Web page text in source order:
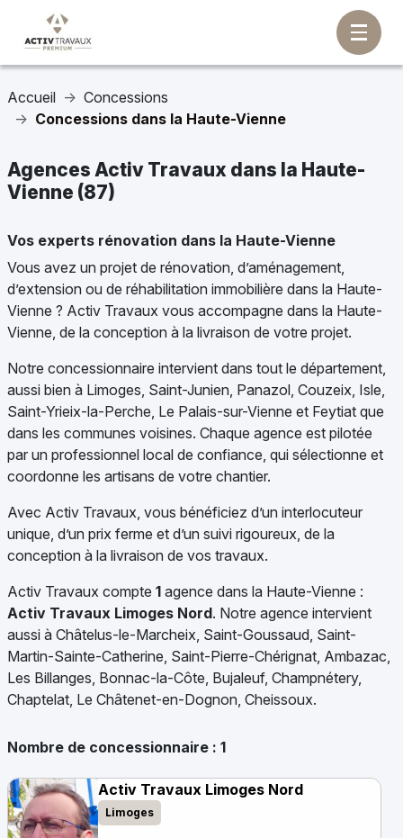
Accueil
Concessions
Concessions dans la Haute-Vienne
Agences Activ Travaux dans la Haute-
Vienne (87)
Vos experts rénovation dans la Haute-Vienne
Vous avez un projet de rénovation, d’aménagement,
d’extension ou de réhabilitation immobilière dans la Haute-
Vienne ? Activ Travaux vous accompagne dans la Haute-
Vienne, de la conception à la livraison de votre projet.
Notre concessionnaire intervient dans tout le département,
aussi bien à Limoges, Saint-Junien, Panazol, Couzeix, Isle,
Saint-Yrieix-la-Perche, Le Palais-sur-Vienne et Feytiat que
dans les communes voisines. Chaque agence est pilotée
par un professionnel local de confiance, qui sélectionne et
coordonne les artisans de votre chantier.
Avec Activ Travaux, vous bénéficiez d’un interlocuteur
unique, d’un prix ferme et d’un suivi rigoureux, de la
conception à la livraison de vos travaux.
Activ Travaux compte 1 agence dans la Haute-Vienne :
Activ Travaux Limoges Nord. Notre agence intervient
aussi à Châtelus-le-Marcheix, Saint-Goussaud, Saint-
Martin-Sainte-Catherine, Saint-Pierre-Chérignat, Ambazac,
Les Billanges, Bonnac-la-Côte, Bujaleuf, Champnétery,
Chaptelat, Le Châtenet-en-Dognon, Cheissoux.
Nombre de concessionnaire : 1
Activ Travaux Limoges Nord
Limoges